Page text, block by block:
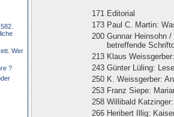
171 Editorial
173 Paul C. Martin:
200 Gunnar Heinsohn
betreffende
213 Klaus
243 Günter Lüling:
250 K. Weissgerber:
253 Franz Siepe:
258 Willibald
266 Heribert Illig:
Wer
?